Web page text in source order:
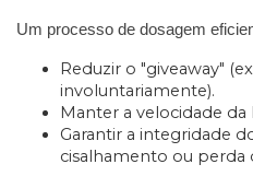
Um processo de dosagem
Reduzir o "giveaway"
involuntariamente).
Manter a velocidade
Garantir a integridade
cisalhamento ou perda